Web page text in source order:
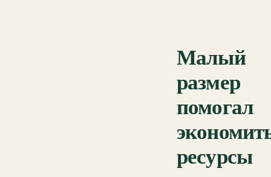
Малый
размер
помогал
ресурсы